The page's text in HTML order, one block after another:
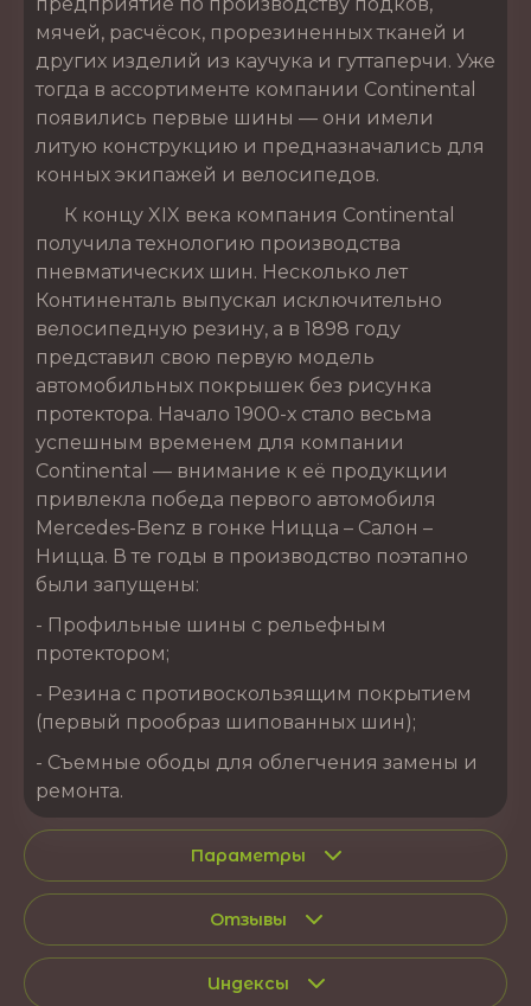
мячей, расчёсок, прорезиненных тканей и
других изделий из каучука и гуттаперчи. Уже
тогда в ассортименте компании Continental
появились первые шины — они имели
литую конструкцию и предназначались для
конных экипажей и велосипедов.
К концу XIX века компания Continental
получила технологию производства
пневматических шин. Несколько лет
Континенталь выпускал исключительно
велосипедную резину, а в 1898 году
представил свою первую модель
автомобильных покрышек без рисунка
протектора. Начало 1900-х стало весьма
успешным временем для компании
Continental — внимание к её продукции
привлекла победа первого автомобиля
Mercedes-Benz в гонке Ницца – Салон –
Ницца. В те годы в производство поэтапно
были запущены:
- Профильные шины с рельефным
протектором;
- Резина с противоскользящим покрытием
(первый прообраз шипованных шин);
- Съемные ободы для облегчения замены и
ремонта.
Параметры
Отзывы
Индексы